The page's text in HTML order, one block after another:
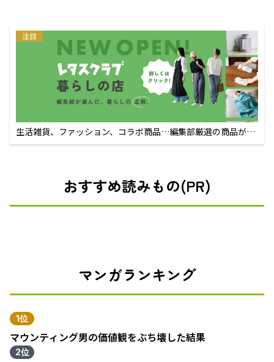
注目
生活雑貨、ファッション、コラボ商品…編集部厳選の商品が買
えるECサイト
おすすめ読みもの(PR)
マンガランキング
1位
マウンティング男の価値観をぶち壊した結果
2位